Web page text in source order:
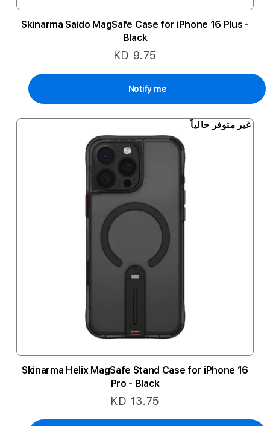
Skinarma Saido MagSafe Case for iPhone 16 Plus -
Black
KD 9.75
Notify me
غير متوفر حالياً
Skinarma Helix MagSafe Stand Case for iPhone 16
Pro - Black
KD 13.75